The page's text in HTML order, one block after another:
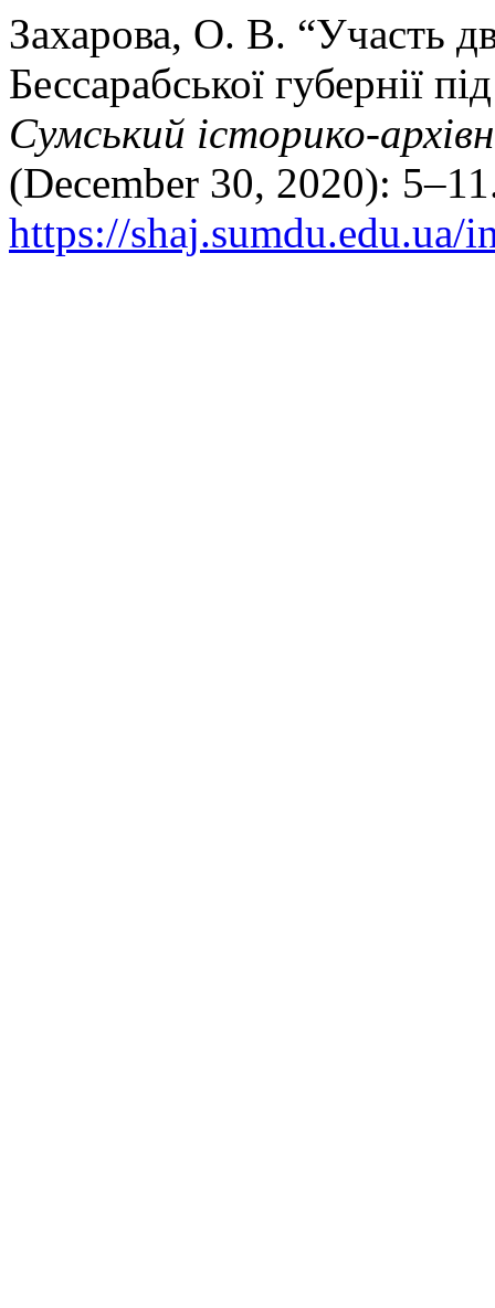
Захарова, О. В. “Участь
Бессарабської губернії
Сумський історико-
(December 30, 2020):
https://